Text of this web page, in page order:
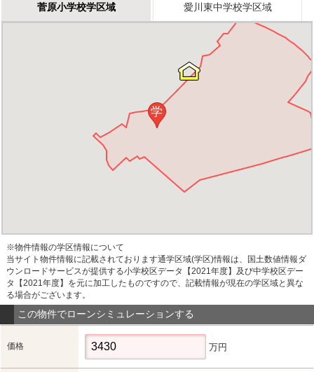
菅原小学校学区域 愛川東中学校学区域
学
※物件情報の学区情報について
当サイト物件情報に記載されております通学区域(学区)情報は、国土数値情報ダ
ウンロードサービスが提供する小学校区データ【2021年度】及び中学校区デー
タ【2021年度】を元に加工したものですので、記載情報が現在の学区域と異な
る場合がございます。
この物件でローンシミュレーションする
価格 万円